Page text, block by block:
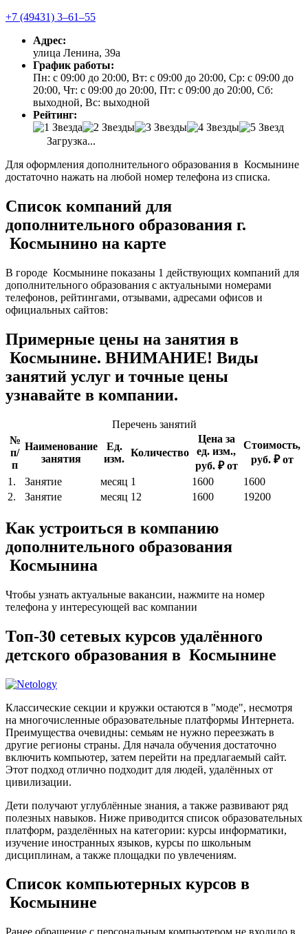
+7 (49431) 3‒61‒55
Адрес:
улица Ленина, 39а
График работы:
Пн: с 09:00 до 20:00, Вт: с 09:00 до 20:00, Ср: с 09:00 до
20:00, Чт: с 09:00 до 20:00, Пт: с 09:00 до 20:00, Сб:
выходной, Вс: выходной
Рейтинг:
Загрузка...
Для оформления дополнительного образования в Космынине
достаточно нажать на любой номер телефона из списка.
Список компаний для
дополнительного образования г.
Космынино на карте
В городе Космынине показаны 1 действующих компаний для
дополнительного образования с актуальными номерами
телефонов, рейтингами, отзывами, адресами офисов и
официальных сайтов:
Примерные цены на занятия в
Космынине. ВНИМАНИЕ! Виды
занятий услуг и точные цены
узнавайте в компании.
Перечень занятий
№
п/
п
Наименование
занятия
Ед.
изм.
Количество
Цена за
ед. изм.,
руб. ₽ от
Стоимость,
руб. ₽ от
1.
Занятие месяц 1 1600
1600
2.
Занятие месяц 12 1600 19200
Как устроиться в компанию
дополнительного образования
Космынина
Чтобы узнать актуальные вакансии, нажмите на номер
телефона у интересующей вас компании
Топ-30 сетевых курсов удалённого
детского образования в Космынине
Классические секции и кружки остаются в "моде", несмотря
на многочисленные образовательные платформы Интернета.
Преимущества очевидны: семьям не нужно переезжать в
другие регионы страны. Для начала обучения достаточно
включить компьютер, затем перейти на предлагаемый сайт.
Этот подход отлично подходит для людей, удалённых от
цивилизации.
Дети получают углублённые знания, а также развивают ряд
полезных навыков. Ниже приводится список образовательных
платформ, разделённых на категории: курсы информатики,
изучение иностранных языков, курсы по школьным
дисциплинам, а также площадки по увлечениям.
Список компьютерных курсов в
Космынине